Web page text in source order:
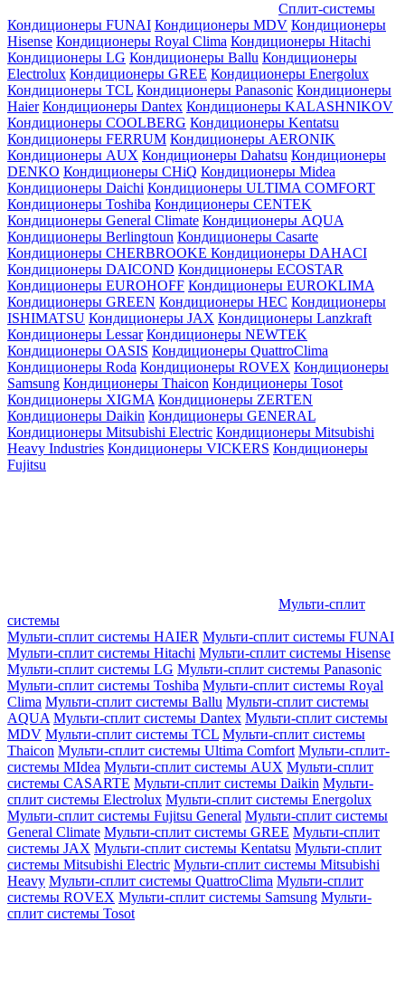
Сплит-системы
Кондиционеры FUNAI Кондиционеры MDV Кондиционеры
Hisense Кондиционеры Royal Clima Кондиционеры Hitachi
Кондиционеры LG Кондиционеры Ballu Кондиционеры
Electrolux Кондиционеры GREE Кондиционеры Energolux
Кондиционеры TCL Кондиционеры Panasonic Кондиционеры
Haier Кондиционеры Dantex Кондиционеры KALASHNIKOV
Кондиционеры СOOLBERG Кондиционеры Kentatsu
Кондиционеры FERRUM Кондиционеры AERONIK
Кондиционеры AUX Кондиционеры Dahatsu Кондиционеры
DENKO Кондиционеры CHiQ Кондиционеры Midea
Кондиционеры Daichi Кондиционеры ULTIMA COMFORT
Кондиционеры Toshiba Кондиционеры CENTEK
Кондиционеры General Climate Кондиционеры AQUA
Кондиционеры Berlingtoun Кондиционеры Casarte
Кондиционеры CHERBROOKE Кондиционеры DAHACI
Кондиционеры DAICOND Кондиционеры ECOSTAR
Кондиционеры EUROHOFF Кондиционеры EUROKLIMA
Кондиционеры GREEN Кондиционеры HEC Кондиционеры
ISHIMATSU Кондиционеры JAX Кондиционеры Lanzkraft
Кондиционеры Lessar Кондиционеры NEWTEK
Кондиционеры OASIS Кондиционеры QuattroClima
Кондиционеры Roda Кондиционеры ROVEX Кондиционеры
Samsung Кондиционеры Thaicon Кондиционеры Tosot
Кондиционеры XIGMA Кондиционеры ZERTEN
Кондиционеры Daikin Кондиционеры GENERAL
Кондиционеры Mitsubishi Electric Кондиционеры Mitsubishi
Heavy Industries Кондиционеры VICKERS Кондиционеры
Fujitsu
Мульти-сплит
системы
Мульти-сплит системы HAIER Мульти-сплит системы FUNAI
Мульти-сплит системы Hitachi Мульти-сплит системы Hisense
Мульти-сплит системы LG Мульти-сплит системы Panasonic
Мульти-сплит системы Toshiba Мульти-сплит системы Royal
Clima Мульти-сплит системы Ballu Мульти-сплит системы
AQUA Мульти-сплит системы Dantex Мульти-сплит системы
MDV Мульти-сплит системы TCL Мульти-сплит системы
Thaicon Мульти-сплит системы Ultima Comfort Мульти-сплит-
системы MIdea Мульти-сплит системы AUX Мульти-сплит
системы CASARTE Мульти-сплит системы Daikin Мульти-
сплит системы Electrolux Мульти-сплит системы Energolux
Мульти-сплит системы Fujitsu General Мульти-сплит системы
General Climate Мульти-сплит системы GREE Мульти-сплит
системы JAX Мульти-сплит системы Kentatsu Мульти-сплит
системы Mitsubishi Electric Мульти-сплит системы Mitsubishi
Heavy Мульти-сплит системы QuattroClima Мульти-сплит
системы ROVEX Мульти-сплит системы Samsung Мульти-
сплит системы Tosot